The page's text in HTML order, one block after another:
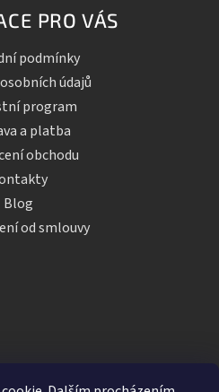
PRO VÁS
podmínky
údajů
program
a platba
obchodu
Blog
od smlouvy